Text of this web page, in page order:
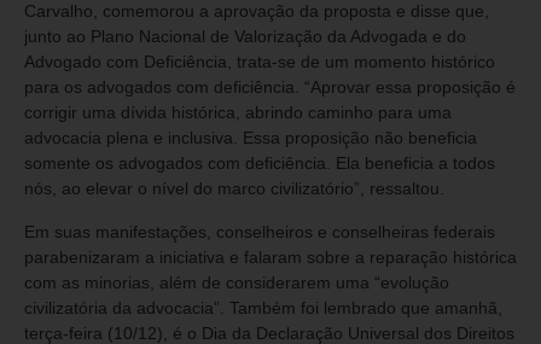
Carvalho, comemorou a aprovação da proposta e disse que,
junto ao Plano Nacional de Valorização da Advogada e do
Advogado com Deficiência, trata-se de um momento histórico
para os advogados com deficiência. “Aprovar essa proposição é
corrigir uma dívida histórica, abrindo caminho para uma
advocacia plena e inclusiva. Essa proposição não beneficia
somente os advogados com deficiência. Ela beneficia a todos
nós, ao elevar o nível do marco civilizatório”, ressaltou.
Em suas manifestações, conselheiros e conselheiras federais
parabenizaram a iniciativa e falaram sobre a reparação histórica
com as minorias, além de considerarem uma “evolução
civilizatória da advocacia”. Também foi lembrado que amanhã,
terça-feira (10/12), é o Dia da Declaração Universal dos Direitos